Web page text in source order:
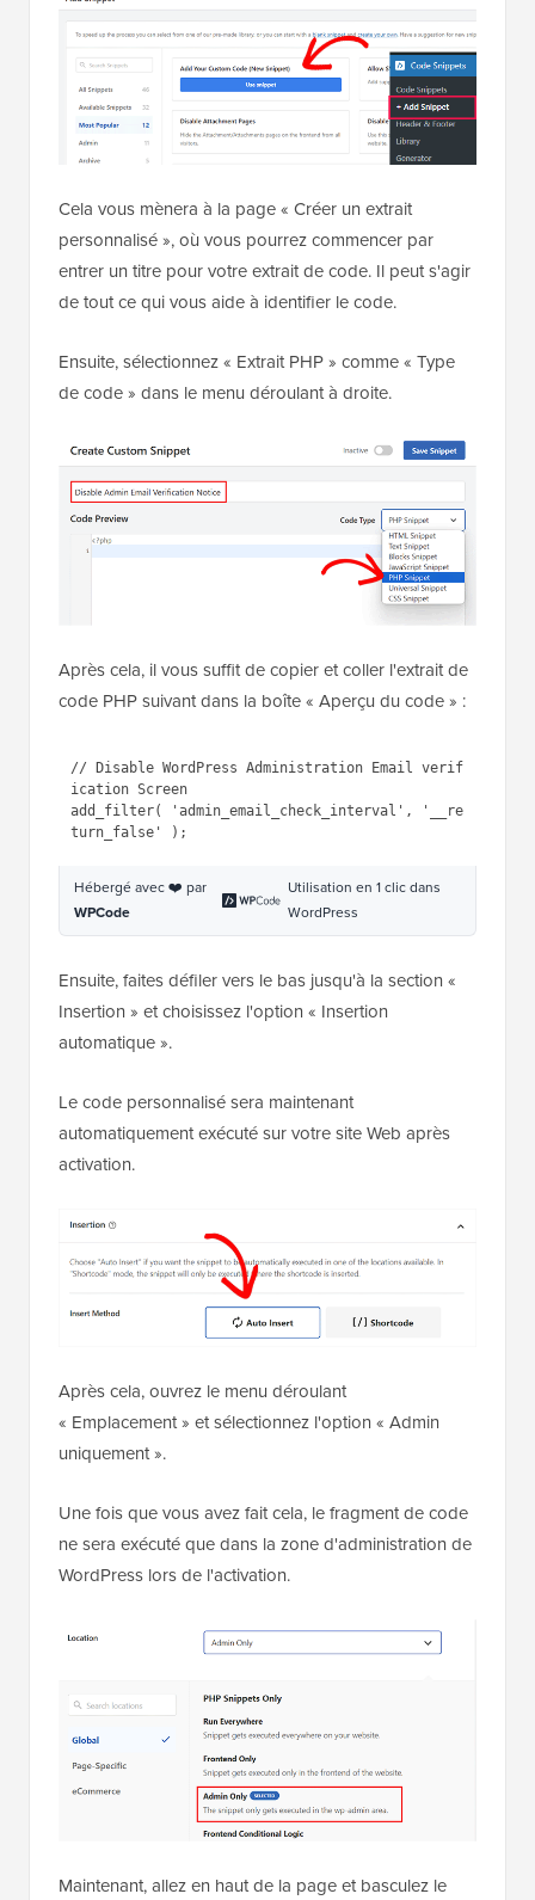
Cela vous mènera à la page « Créer un extrait
personnalisé », où vous pourrez commencer par
entrer un titre pour votre extrait de code. Il peut s'agir
de tout ce qui vous aide à identifier le code.
Ensuite, sélectionnez « Extrait PHP » comme « Type
de code » dans le menu déroulant à droite.
Après cela, il vous suffit de copier et coller l'extrait de
code PHP suivant dans la boîte « Aperçu du code » :
1
// Disable WordPress
Administration Email
verification Screen
'admin_email_check_interval' ,
'__return_false' );
Hébergé avec ❤️ par
WPCode
Utilisation en 1 clic dans
WordPress
Insertion » et choisissez l'option « Insertion
automatique ».
automatiquement exécuté sur votre site Web après
activation.
« Emplacement » et sélectionnez l'option « Admin
uniquement ».
ne sera exécuté que dans la zone d'administration de